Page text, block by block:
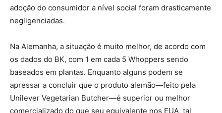
adoção do consumidor a nível social foram drasticamente
negligenciadas.
Na Alemanha, a situação é muito melhor, de acordo com
os dados do BK, com 1 em cada 5 Whoppers sendo
baseados em plantas. Enquanto alguns podem se
apressar a concluir que o produto alemão—feito pela
Unilever Vegetarian Butcher—é superior ou melhor
comercializado do que seu equivalente nos EUA, tal